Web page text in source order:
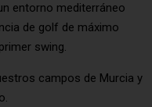
entorno mediterráneo
de golf de máximo
swing.
campos de Murcia y